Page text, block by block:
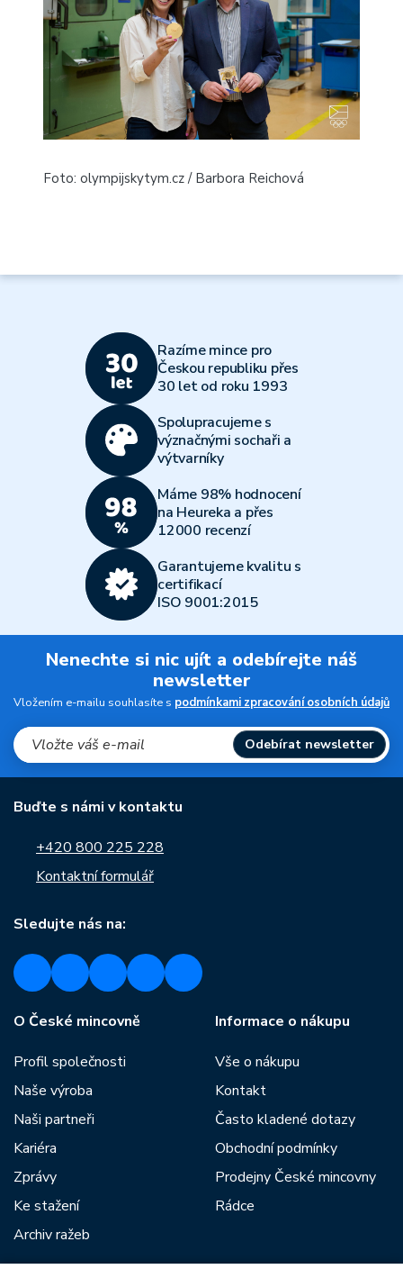
Foto: olympijskytym.cz / Barbora Reichová
Razíme mince pro
Českou republiku přes
30 let od roku 1993
Spolupracujeme s
význačnými sochaři a
výtvarníky
Máme 98% hodnocení
na Heureka a přes
12000 recenzí
Garantujeme kvalitu s
certifikací
ISO 9001:2015
Nenechte si nic ujít a odebírejte náš
newsletter
Vložením e-mailu souhlasíte s podmínkami zpracování osobních údajů
Odebírat newsletter
Buďte s námi v kontaktu
+420 800 225 228
Kontaktní formulář
Sledujte nás na:
O České mincovně
Profil společnosti
Naše výroba
Naši partneři
Kariéra
Zprávy
Ke stažení
Archiv ražeb
Informace o nákupu
Vše o nákupu
Kontakt
Často kladené dotazy
Obchodní podmínky
Prodejny České mincovny
Rádce